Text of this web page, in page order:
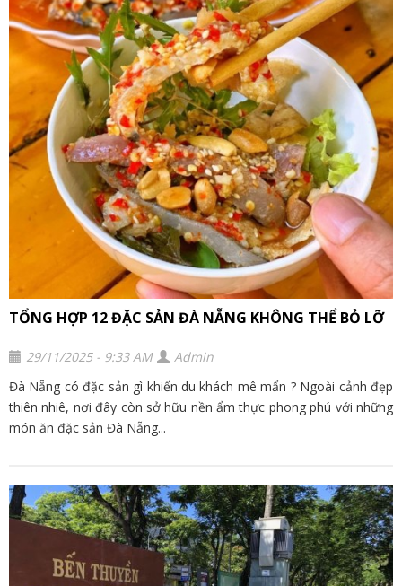
TỔNG HỢP 12 ĐẶC SẢN ĐÀ NẴNG KHÔNG THỂ BỎ LỠ
29/11/2025 - 9:33 AM
Admin
Đà Nẵng có đặc sản gì khiến du khách mê mẩn ? Ngoài cảnh đẹp
thiên nhiê, nơi đây còn sở hữu nền ẩm thực phong phú với những
món ăn đặc sản Đà Nẵng...